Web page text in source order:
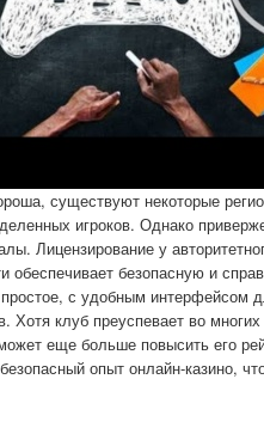
существуют некоторые
игроков. Однако
Лицензирование у
обеспечивает безопасную и
с удобным интерфейсом
Хотя клуб преуспевает во
еще больше повысить его
опыт онлайн-казино,